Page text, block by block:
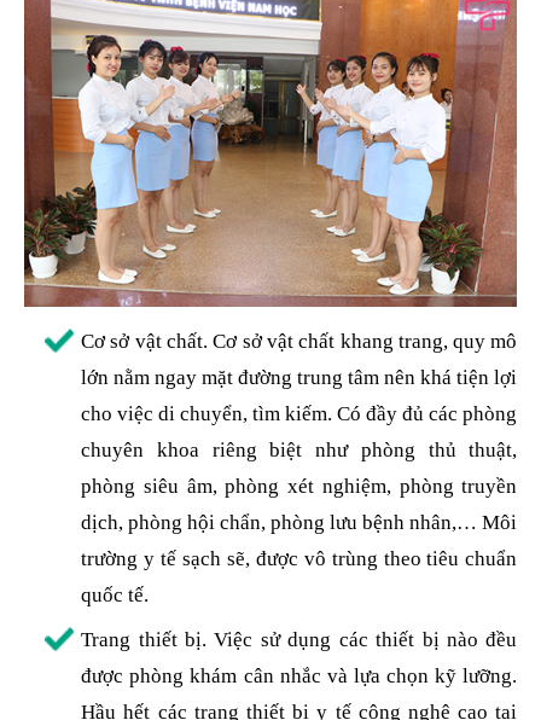
Cơ sở vật chất. Cơ sở vật chất khang trang, quy mô
lớn nằm ngay mặt đường trung tâm nên khá tiện lợi
cho việc di chuyển, tìm kiếm. Có đầy đủ các phòng
chuyên khoa riêng biệt như phòng thủ thuật,
phòng siêu âm, phòng xét nghiệm, phòng truyền
dịch, phòng hội chẩn, phòng lưu bệnh nhân,… Môi
trường y tế sạch sẽ, được vô trùng theo tiêu chuẩn
quốc tế.
Trang thiết bị. Việc sử dụng các thiết bị nào đều
được phòng khám cân nhắc và lựa chọn kỹ lưỡng.
Hầu hết các trang thiết bị y tế công nghệ cao tại